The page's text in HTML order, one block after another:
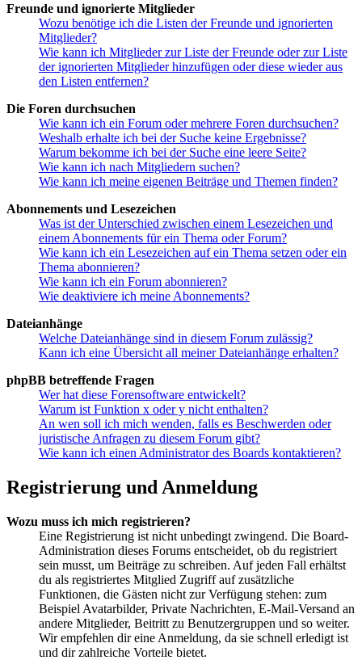
Freunde und ignorierte Mitglieder
Wozu benötige ich die Listen der Freunde und ignorierten
Mitglieder?
Wie kann ich Mitglieder zur Liste der Freunde oder zur Liste
der ignorierten Mitglieder hinzufügen oder diese wieder aus
den Listen entfernen?
Die Foren durchsuchen
Wie kann ich ein Forum oder mehrere Foren durchsuchen?
Weshalb erhalte ich bei der Suche keine Ergebnisse?
Warum bekomme ich bei der Suche eine leere Seite?
Wie kann ich nach Mitgliedern suchen?
Wie kann ich meine eigenen Beiträge und Themen finden?
Abonnements und Lesezeichen
Was ist der Unterschied zwischen einem Lesezeichen und
einem Abonnements für ein Thema oder Forum?
Wie kann ich ein Lesezeichen auf ein Thema setzen oder ein
Thema abonnieren?
Wie kann ich ein Forum abonnieren?
Wie deaktiviere ich meine Abonnements?
Dateianhänge
Welche Dateianhänge sind in diesem Forum zulässig?
Kann ich eine Übersicht all meiner Dateianhänge erhalten?
phpBB betreffende Fragen
Wer hat diese Forensoftware entwickelt?
Warum ist Funktion x oder y nicht enthalten?
An wen soll ich mich wenden, falls es Beschwerden oder
juristische Anfragen zu diesem Forum gibt?
Wie kann ich einen Administrator des Boards kontaktieren?
Registrierung und Anmeldung
Wozu muss ich mich registrieren?
Eine Registrierung ist nicht unbedingt zwingend. Die Board-
Administration dieses Forums entscheidet, ob du registriert
sein musst, um Beiträge zu schreiben. Auf jeden Fall erhältst
du als registriertes Mitglied Zugriff auf zusätzliche
Funktionen, die Gästen nicht zur Verfügung stehen: zum
Beispiel Avatarbilder, Private Nachrichten, E-Mail-Versand an
andere Mitglieder, Beitritt zu Benutzergruppen und so weiter.
Wir empfehlen dir eine Anmeldung, da sie schnell erledigt ist
und dir zahlreiche Vorteile bietet.